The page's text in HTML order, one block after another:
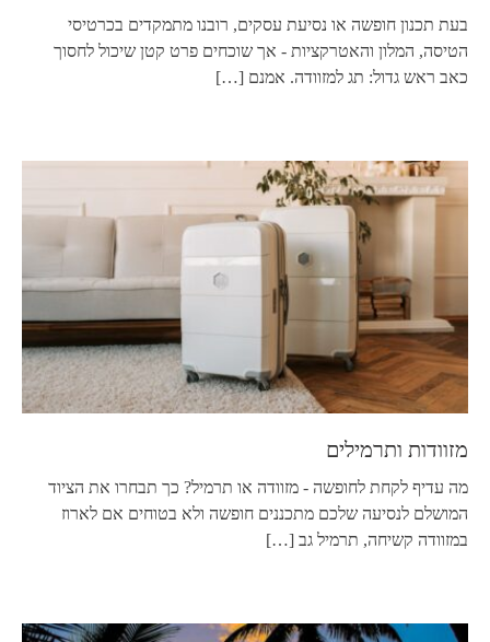
בעת תכנון חופשה או נסיעת עסקים, רובנו מתמקדים בכרטיסי
הטיסה, המלון והאטרקציות - אך שוכחים פרט קטן שיכול לחסוך
כאב ראש גדול: תג למזוודה. אמנם […]
מזוודות ותרמילים
מה עדיף לקחת לחופשה - מזוודה או תרמיל? כך תבחרו את הציוד
המושלם לנסיעה שלכם מתכננים חופשה ולא בטוחים אם לארוז
במזוודה קשיחה, תרמיל גב […]